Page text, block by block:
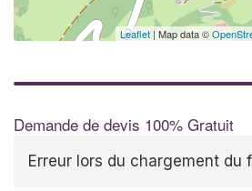
Leaflet | Map data ©
Demande de devis 100% Gratuit
Erreur lors du chargement du